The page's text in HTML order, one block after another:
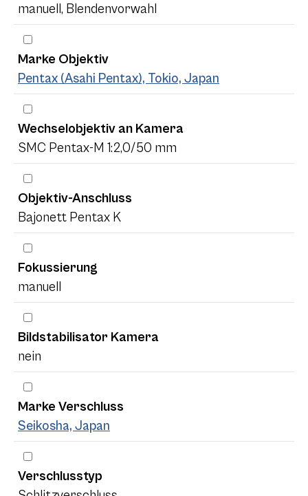
manuell, Blendenvorwahl
Marke Objektiv
Pentax (Asahi Pentax), Tokio, Japan
Wechselobjektiv an Kamera
SMC Pentax-M 1:2,0/50 mm
Objektiv-Anschluss
Bajonett Pentax K
Fokussierung
manuell
Bildstabilisator Kamera
nein
Marke Verschluss
Seikosha, Japan
Verschlusstyp